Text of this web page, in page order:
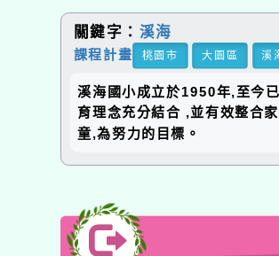
關鍵字： 溪海
課程計畫 桃園市 大園區 溪
溪海國小成立於1950年,至今
育理念充分結合 ,並有效整合
童,為努力的目標。